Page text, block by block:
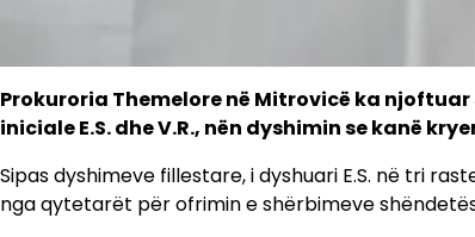
Prokuroria Themelore në Mitrovicë ka
iniciale E.S. dhe V.R., nën dyshimin se kanë
Sipas dyshimeve fillestare, i dyshuari E.S. në tri
nga qytetarët për ofrimin e shërbimeve